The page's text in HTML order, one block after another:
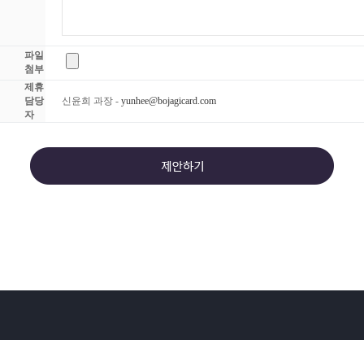
파일
첨부
제휴
담당
자
신윤희 과장 - yunhee@bojagicard.com